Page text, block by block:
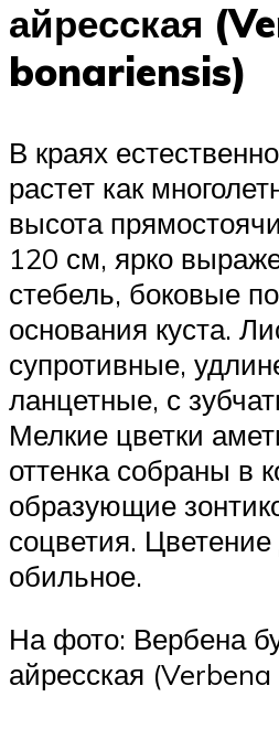
айресская
bonariensis)
В краях
растет как
высота
120 см, ярко
стебель, боковые
основания куста.
супротивные,
ланцетные, с
Мелкие цветки
оттенка собраны в
образующие
соцветия. Цветение
обильное.
На фото: Вербена
айресская